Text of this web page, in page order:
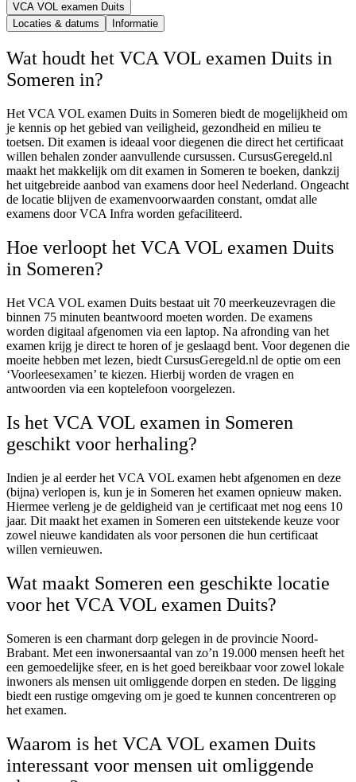
VCA VOL examen Duits
Locaties & datums
Informatie
Wat houdt het VCA VOL examen Duits in
Someren in?
Het VCA VOL examen Duits in Someren biedt de mogelijkheid om
je kennis op het gebied van veiligheid, gezondheid en milieu te
toetsen. Dit examen is ideaal voor diegenen die direct het certificaat
willen behalen zonder aanvullende cursussen. CursusGeregeld.nl
maakt het makkelijk om dit examen in Someren te boeken, dankzij
het uitgebreide aanbod van examens door heel Nederland. Ongeacht
de locatie blijven de examenvoorwaarden constant, omdat alle
examens door VCA Infra worden gefaciliteerd.
Hoe verloopt het VCA VOL examen Duits
in Someren?
Het VCA VOL examen Duits bestaat uit 70 meerkeuzevragen die
binnen 75 minuten beantwoord moeten worden. De examens
worden digitaal afgenomen via een laptop. Na afronding van het
examen krijg je direct te horen of je geslaagd bent. Voor degenen die
moeite hebben met lezen, biedt CursusGeregeld.nl de optie om een
‘Voorleesexamen’ te kiezen. Hierbij worden de vragen en
antwoorden via een koptelefoon voorgelezen.
Is het VCA VOL examen in Someren
geschikt voor herhaling?
Indien je al eerder het VCA VOL examen hebt afgenomen en deze
(bijna) verlopen is, kun je in Someren het examen opnieuw maken.
Hiermee verleng je de geldigheid van je certificaat met nog eens 10
jaar. Dit maakt het examen in Someren een uitstekende keuze voor
zowel nieuwe kandidaten als voor personen die hun certificaat
willen vernieuwen.
Wat maakt Someren een geschikte locatie
voor het VCA VOL examen Duits?
Someren is een charmant dorp gelegen in de provincie Noord-
Brabant. Met een inwonersaantal van zo’n 19.000 mensen heeft het
een gemoedelijke sfeer, en is het goed bereikbaar voor zowel lokale
inwoners als mensen uit omliggende dorpen en steden. De ligging
biedt een rustige omgeving om je goed te kunnen concentreren op
het examen.
Waarom is het VCA VOL examen Duits
interessant voor mensen uit omliggende